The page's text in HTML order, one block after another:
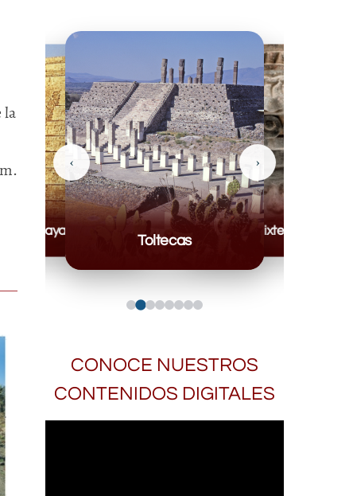
la
Mayas
Toltecas
Mixteca
‹ ›
CONOCE NUESTROS
CONTENIDOS DIGITALES